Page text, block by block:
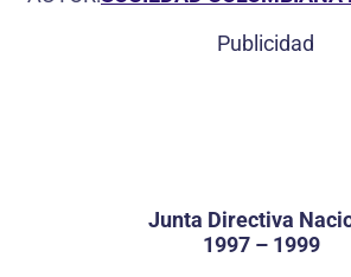
Publicidad
Junta Directiva
1997 – 1999